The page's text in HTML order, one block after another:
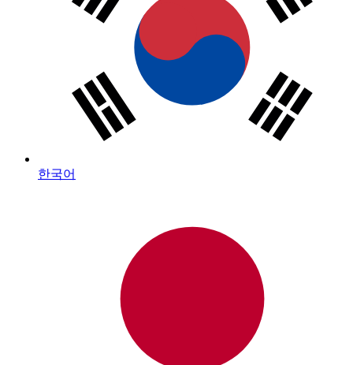
한국어